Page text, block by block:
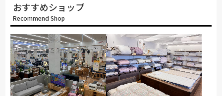
おすすめショップ
Recommend Shop